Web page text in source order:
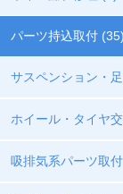
パーツ持込取付 (35)
サスペンション・
ホイール・タイヤ
吸排気系パーツ取